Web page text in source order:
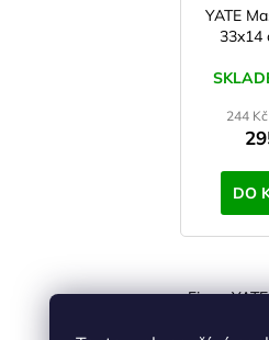
YATE
33x14
244
DO
Firma
Od roku